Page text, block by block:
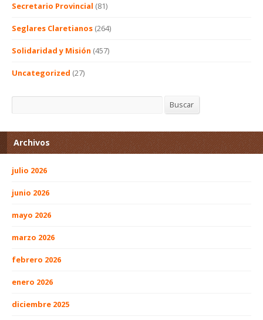
Secretario Provincial (81)
Seglares Claretianos (264)
Solidaridad y Misión (457)
Uncategorized (27)
Buscar
Archivos
julio 2026
junio 2026
mayo 2026
marzo 2026
febrero 2026
enero 2026
diciembre 2025